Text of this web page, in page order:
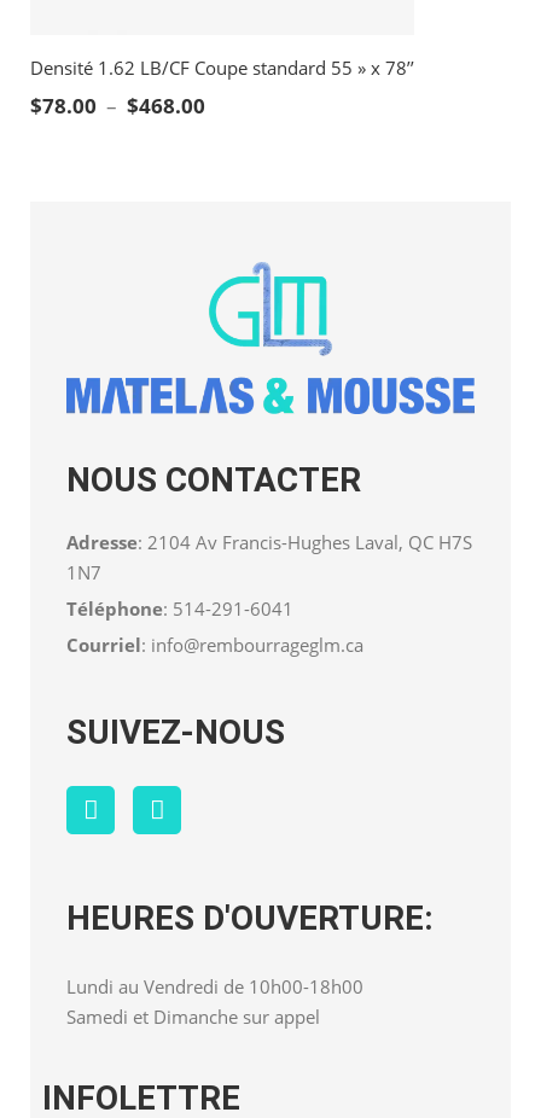
Densité 1.62 LB/CF Coupe standard 55 » x 78’’
$78.00 – $468.00
NOUS CONTACTER
Adresse: 2104 Av Francis-Hughes Laval, QC H7S
1N7
Téléphone: 514-291-6041
Courriel: info@rembourrageglm.ca
SUIVEZ-NOUS
HEURES D'OUVERTURE:
Lundi au Vendredi de 10h00-18h00
Samedi et Dimanche sur appel
INFOLETTRE